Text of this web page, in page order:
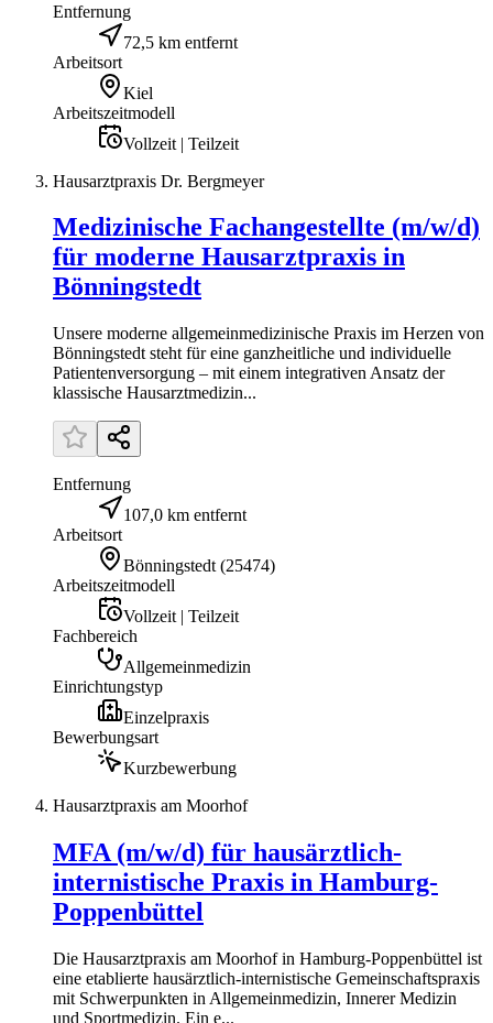
Entfernung
72,5 km entfernt
Arbeitsort
Kiel
Arbeitszeitmodell
Vollzeit | Teilzeit
Hausarztpraxis Dr. Bergmeyer
Medizinische Fachangestellte (m/w/d)
für moderne Hausarztpraxis in
Bönningstedt
Unsere moderne allgemeinmedizinische Praxis im Herzen von
Bönningstedt steht für eine ganzheitliche und individuelle
Patientenversorgung – mit einem integrativen Ansatz der
klassische Hausarztmedizin...
Entfernung
107,0 km entfernt
Arbeitsort
Bönningstedt (25474)
Arbeitszeitmodell
Vollzeit | Teilzeit
Fachbereich
Allgemeinmedizin
Einrichtungstyp
Einzelpraxis
Bewerbungsart
Kurzbewerbung
Hausarztpraxis am Moorhof
MFA (m/w/d) für hausärztlich-
internistische Praxis in Hamburg-
Poppenbüttel
Die Hausarztpraxis am Moorhof in Hamburg-Poppenbüttel ist
eine etablierte hausärztlich-internistische Gemeinschaftspraxis
mit Schwerpunkten in Allgemeinmedizin, Innerer Medizin
und Sportmedizin. Ein e...